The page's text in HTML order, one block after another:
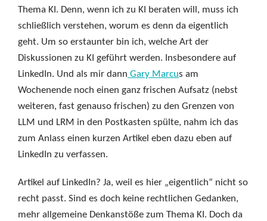
Thema KI. Denn, wenn ich zu KI beraten will, muss ich
schließlich verstehen, worum es denn da eigentlich
geht. Um so erstaunter bin ich, welche Art der
Diskussionen zu KI geführt werden. Insbesondere auf
LinkedIn. Und als mir dann Gary Marcus am
Wochenende noch einen ganz frischen Aufsatz (nebst
weiteren, fast genauso frischen) zu den Grenzen von
LLM und LRM in den Postkasten spülte, nahm ich das
zum Anlass einen kurzen Artikel eben dazu eben auf
LinkedIn zu verfassen.
Artikel auf LinkedIn? Ja, weil es hier „eigentlich“ nicht so
recht passt. Sind es doch keine rechtlichen Gedanken,
mehr allgemeine Denkanstöße zum Thema KI. Doch da